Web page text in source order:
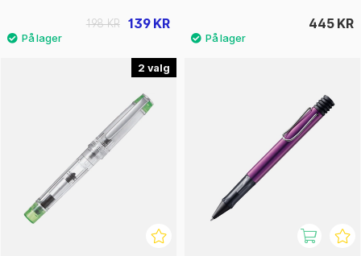
139 KR
198 KR 445 KR
2